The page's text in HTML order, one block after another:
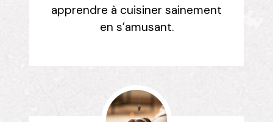
apprendre à cuisiner sainement
en s’amusant.